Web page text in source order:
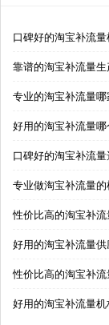
口碑好的淘宝补流量
靠谱的淘宝补流量生
专业的淘宝补流量
好用的淘宝补流量
口碑好的淘宝补流
专业做淘宝补流量的
性价比高的淘宝补
好用的淘宝补流量
性价比高的淘宝补
好用的淘宝补流量